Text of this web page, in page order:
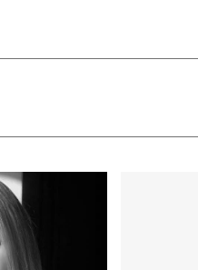
είναι «το πρόβλημα»
αγνοείς
Τι είναι η
Δανάη Δεληγεώργη απαντά!
Συγχαρητήρια, Πέθανες!